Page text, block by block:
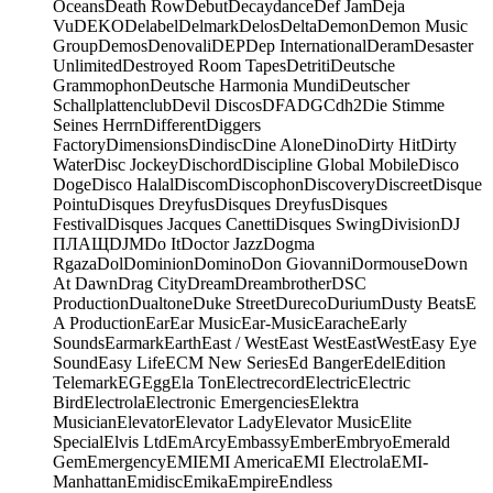
OceansDeath RowDebutDecaydanceDef JamDeja
VuDEKODelabelDelmarkDelosDeltaDemonDemon Music
GroupDemosDenovaliDEPDep InternationalDeramDesaster
UnlimitedDestroyed Room TapesDetritiDeutsche
GrammophonDeutsche Harmonia MundiDeutscher
SchallplattenclubDevil DiscosDFADGCdh2Die Stimme
Seines HerrnDifferentDiggers
FactoryDimensionsDindiscDine AloneDinoDirty HitDirty
WaterDisc JockeyDischordDiscipline Global MobileDisco
DogeDisco HalalDiscomDiscophonDiscoveryDiscreetDisque
PointuDisques DreyfusDisques DreyfusDisques
FestivalDisques Jacques CanettiDisques SwingDivisionDJ
ПЛАЩDJMDo ItDoctor JazzDogma
RgazaDolDominionDominoDon GiovanniDormouseDown
At DawnDrag CityDreamDreambrotherDSC
ProductionDualtoneDuke StreetDurecoDuriumDusty BeatsE
A ProductionEarEar MusicEar-MusicEaracheEarly
SoundsEarmarkEarthEast / WestEast WestEastWestEasy Eye
SoundEasy LifeECM New SeriesEd BangerEdelEdition
TelemarkEGEggEla TonElectrecordElectricElectric
BirdElectrolaElectronic EmergenciesElektra
MusicianElevatorElevator LadyElevator MusicElite
SpecialElvis LtdEmArcyEmbassyEmberEmbryoEmerald
GemEmergencyEMIEMI AmericaEMI ElectrolaEMI-
ManhattanEmidiscEmikaEmpireEndless